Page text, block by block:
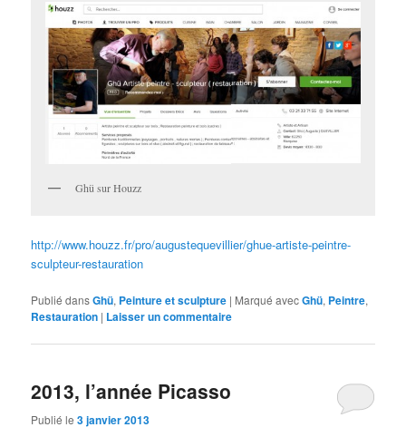
Ghü sur Houzz
http://www.houzz.fr/pro/augustequevillier/ghue-artiste-peintre-
sculpteur-restauration
Publié dansGhü, Peinture et sculpture | Marqué avecGhü, Peintre,
Restauration | Laisser un commentaire
2013, l’année Picasso
Publié le3 janvier 2013